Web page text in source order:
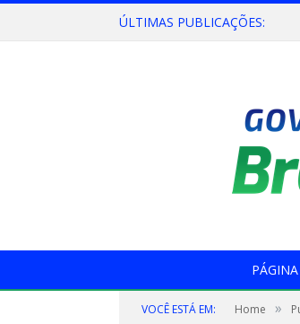
ÚLTIMAS PUBLICAÇÕES:
VOCÊ ESTÁ EM: Home »